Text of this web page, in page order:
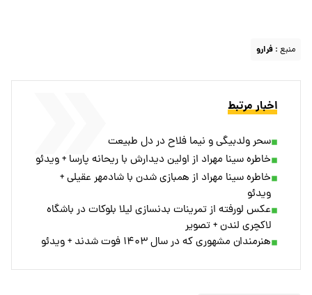
منبع : فرارو
اخبار مرتبط
سحر ولدبیگی و نیما فلاح در دل طبیعت
خاطره سینا مهراد از اولین دیدارش با ریحانه پارسا + ویدئو
خاطره سینا مهراد از همبازی شدن با شادمهر عقیلی +
ویدئو
عکس لورفته از تمرینات بدنسازی لیلا بلوکات در باشگاه
لاکچری لندن + تصویر
هنرمندان مشهوری که در سال ۱۴۰۳ فوت شدند + ویدئو